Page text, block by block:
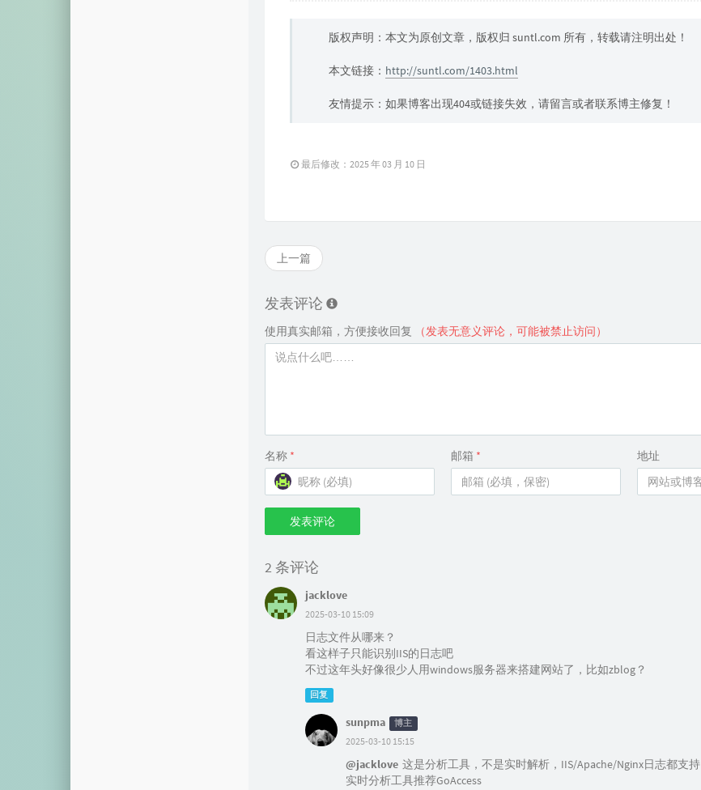
版权声明：本文为原创文章，版权归 suntl.com 所有，转载请注明出处！
本文链接： http://suntl.com/1403.html
友情提示：如果博客出现404或链接失效，请留言或者联系博主修复！
最后修改：2025 年 03 月 10 日
上一篇
发表评论
使用真实邮箱，方便接收回复 （发表无意义评论，可能被禁止访问）
名称 * 邮箱 * 地址
发表评论
2 条评论
jacklove
2025-03-10 15:09
日志文件从哪来？
看这样子只能识别IIS的日志吧
不过这年头好像很少人用windows服务器来搭建网站了，比如zblog？
回复
sunpma 博主
2025-03-10 15:15
@jacklove 这是分析工具，不是实时解析，IIS/Apache/Nginx日志都支持
实时分析工具推荐GoAccess